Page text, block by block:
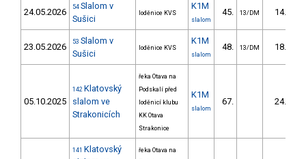
24.05.2026 54 Slalom v
Sušici
loděnice KVS
K1M
slalom
45. 13/DM 14.70
23.05.2026 53 Slalom v
Sušici
loděnice KVS
K1M
slalom
48. 13/DM 18.83
05.10.2025
142 Klatovský
slalom ve
Strakonicích
řeka Otava na
Podskalí před
loděnicí klubu
KK Otava
Strakonice
K1M
slalom
67. 24.58
141 Klatovský
řeka Otava na